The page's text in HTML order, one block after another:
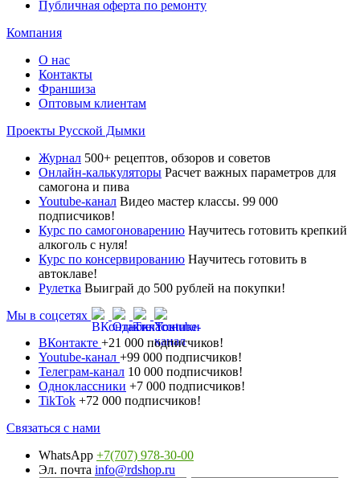
Публичная оферта по ремонту
Компания
О нас
Контакты
Франшиза
Оптовым клиентам
Проекты Русской Дымки
Журнал 500+ рецептов, обзоров и советов
Онлайн-калькуляторы Расчет важных параметров для
самогона и пива
Youtube-канал Видео мастер классы. 99 000
подписчиков!
Курс по самогоноварению Научитесь готовить крепкий
алкоголь с нуля!
Курс по консервированию Научитесь готовить в
автоклаве!
Рулетка Выиграй до 500 рублей на покупки!
Мы в соцсетях
ВКонтакте +21 000 подписчиков!
Youtube-канал +99 000 подписчиков!
Телеграм-канал 10 000 подписчиков!
Одноклассники +7 000 подписчиков!
TikTok +72 000 подписчиков!
Связаться с нами
WhatsApp +7(707) 978-30-00
Эл. почта info@rdshop.ru